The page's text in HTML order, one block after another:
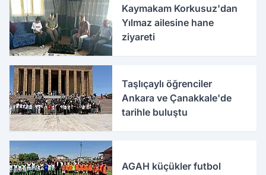
Kaymakam Korkusuz'dan
Yılmaz ailesine hane
ziyareti
Taşlıçaylı öğrenciler
Ankara ve Çanakkale'de
tarihle buluştu
AGAH küçükler futbol